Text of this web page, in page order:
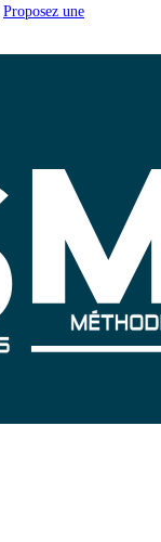
Proposez une